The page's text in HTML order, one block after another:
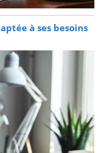
à ses besoins